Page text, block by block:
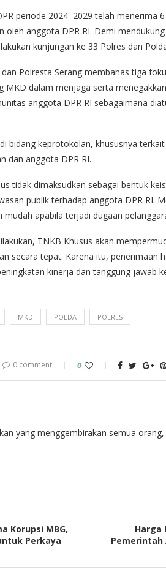
periode 2024–2029 telah menerima
oleh anggota DPR RI. Demi
kunjungan ke 33 Polres dan
Polresta Serang membahas tiga
dalam menjaga serta
anggota DPR RI sebagaimana
bidang keprotokolan, khususnya
dan anggota DPR RI.
tidak dimaksudkan sebagai bentuk
publik terhadap anggota DPR RI.
apabila terjadi dugaan
TNKB Khusus akan
secara tepat. Karena itu, penerimaan
kinerja dan tanggung jawab
MKD POLDA POLRES
0 comment 0
yang menggembirakan semua
Korupsi MBG,
Perkaya
Harga
Pemerintah